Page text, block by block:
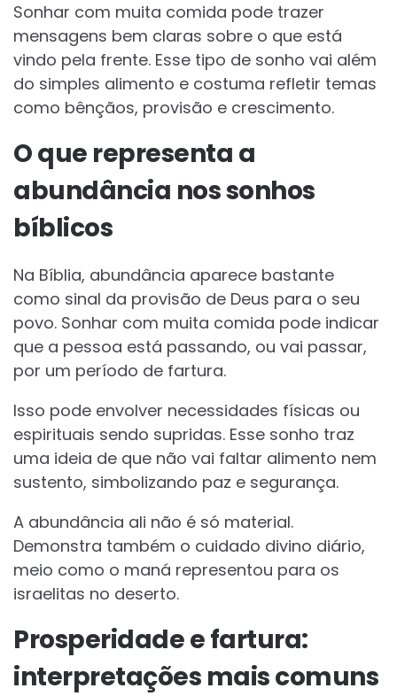
Sonhar com muita comida pode trazer
mensagens bem claras sobre o que está
vindo pela frente. Esse tipo de sonho vai além
do simples alimento e costuma refletir temas
como bênçãos, provisão e crescimento.
O que representa a
abundância nos sonhos
bíblicos
Na Bíblia, abundância aparece bastante
como sinal da provisão de Deus para o seu
povo. Sonhar com muita comida pode indicar
que a pessoa está passando, ou vai passar,
por um período de fartura.
Isso pode envolver necessidades físicas ou
espirituais sendo supridas. Esse sonho traz
uma ideia de que não vai faltar alimento nem
sustento, simbolizando paz e segurança.
A abundância ali não é só material.
Demonstra também o cuidado divino diário,
meio como o maná representou para os
israelitas no deserto.
Prosperidade e fartura:
interpretações mais comuns